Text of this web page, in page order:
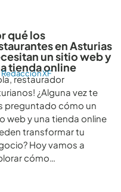
qué los
en Asturias
un sitio web y
tienda online
Redacción XF
restaurador
¿Alguna vez te
preguntado cómo un
web y una tienda online
transformar tu
Hoy vamos a
cómo…